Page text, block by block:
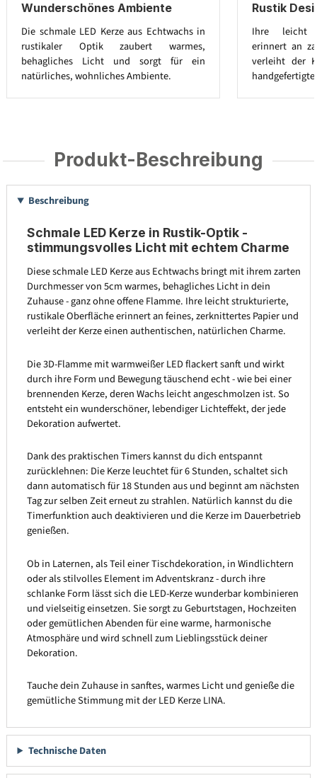
Wunderschönes Ambiente
Die schmale LED Kerze aus Echtwachs in
rustikaler Optik zaubert warmes,
behagliches Licht und sorgt für ein
natürliches, wohnliches Ambiente.
Rustik
Ihre leicht
erinnert an
verleiht der
Produkt-Beschreibung
Beschreibung
Schmale LED Kerze in Rustik-Optik -
stimmungsvolles Licht mit echtem Charme
Diese schmale LED Kerze aus Echtwachs bringt mit ihrem zarten
Durchmesser von 5cm warmes, behagliches Licht in dein
Zuhause - ganz ohne offene Flamme. Ihre leicht strukturierte,
rustikale Oberfläche erinnert an feines, zerknittertes Papier und
verleiht der Kerze einen authentischen, natürlichen Charme.
Die 3D-Flamme mit warmweißer LED flackert sanft und wirkt
durch ihre Form und Bewegung täuschend echt - wie bei einer
brennenden Kerze, deren Wachs leicht angeschmolzen ist. So
entsteht ein wunderschöner, lebendiger Lichteffekt, der jede
Dekoration aufwertet.
Dank des praktischen Timers kannst du dich entspannt
zurücklehnen: Die Kerze leuchtet für 6 Stunden, schaltet sich
dann automatisch für 18 Stunden aus und beginnt am nächsten
Tag zur selben Zeit erneut zu strahlen. Natürlich kannst du die
Timerfunktion auch deaktivieren und die Kerze im Dauerbetrieb
genießen.
Ob in Laternen, als Teil einer Tischdekoration, in Windlichtern
oder als stilvolles Element im Adventskranz - durch ihre
schlanke Form lässt sich die LED-Kerze wunderbar kombinieren
und vielseitig einsetzen. Sie sorgt zu Geburtstagen, Hochzeiten
oder gemütlichen Abenden für eine warme, harmonische
Atmosphäre und wird schnell zum Lieblingsstück deiner
Dekoration.
Tauche dein Zuhause in sanftes, warmes Licht und genieße die
gemütliche Stimmung mit der LED Kerze LINA.
Technische Daten